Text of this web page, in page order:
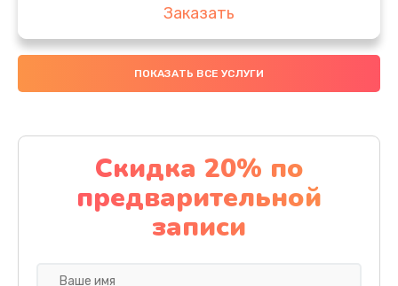
Заказать
Замена аккумулятора
4000 руб.
Замена материнской платы
1100 руб.
Заказать
ПОКАЗАТЬ ВСЕ УСЛУГИ
Скидка 20% по
предварительной
записи